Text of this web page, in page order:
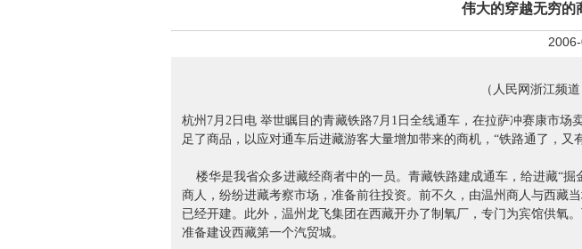
伟大的穿越无穷的
（人民网浙江频
杭州7月2日电 举世瞩目的青藏铁路7月1日全线通车，在拉萨冲赛康市
足了商品，以应对通车后进藏游客大量增加带来的商机，“铁路通了，
楼华是我省众多进藏经商者中的一员。青藏铁路建成通车，给进藏“
商人，纷纷进藏考察市场，准备前往投资。前不久，由温州商人与西藏
已经开建。此外，温州龙飞集团在西藏开办了制氧厂，专门为宾馆供氧
准备建设西藏第一个汽贸城。